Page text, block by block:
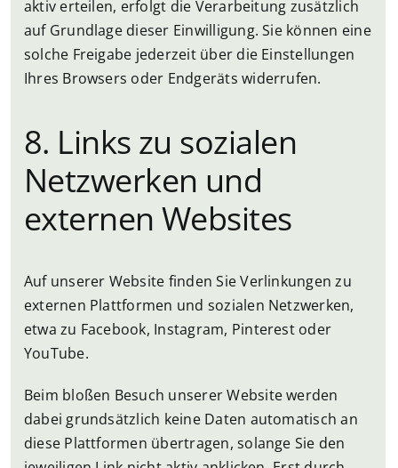
aktiv erteilen, erfolgt die Verarbeitung zusätzlich
auf Grundlage dieser Einwilligung. Sie können eine
solche Freigabe jederzeit über die Einstellungen
Ihres Browsers oder Endgeräts widerrufen.
8. Links zu sozialen
Netzwerken und
externen Websites
Auf unserer Website finden Sie Verlinkungen zu
externen Plattformen und sozialen Netzwerken,
etwa zu Facebook, Instagram, Pinterest oder
YouTube.
Beim bloßen Besuch unserer Website werden
dabei grundsätzlich keine Daten automatisch an
diese Plattformen übertragen, solange Sie den